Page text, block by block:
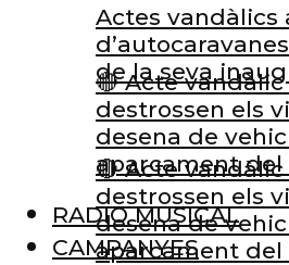
🔴 Acte vandàlic
destrossen els
desena de
aparcament
RADIO MUSICAL
CAMPANYES
Actes vandàlics
de la seva
🔴 Acte vandàlic
destrossen els
desena de
aparcament